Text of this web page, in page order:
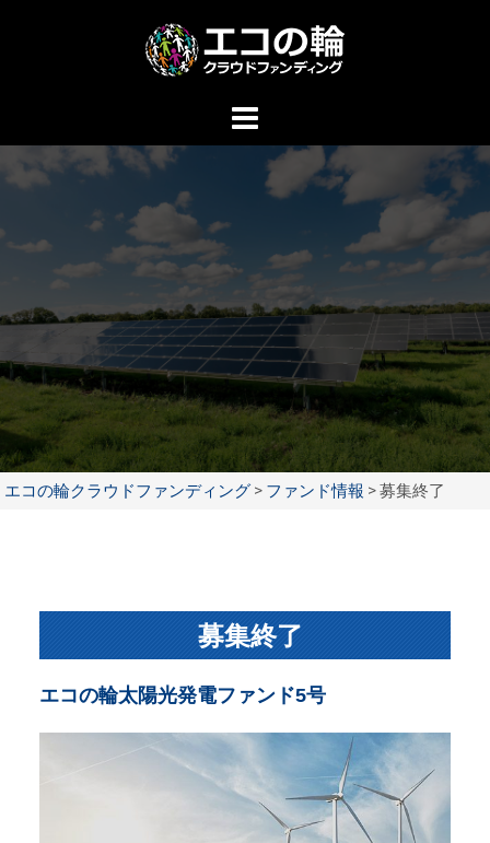
へ
ッ
エコの輪クラウドファンディング > ファンド情報 >募集終了
募集終了
エコの輪太陽光発電ファンド5号